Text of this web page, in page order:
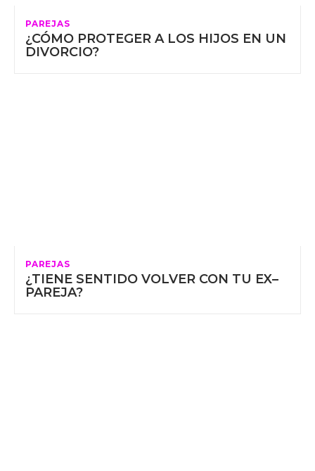
PAREJAS
¿CÓMO PROTEGER A LOS HIJOS EN UN
DIVORCIO?
PAREJAS
¿TIENE SENTIDO VOLVER CON TU EX–
PAREJA?